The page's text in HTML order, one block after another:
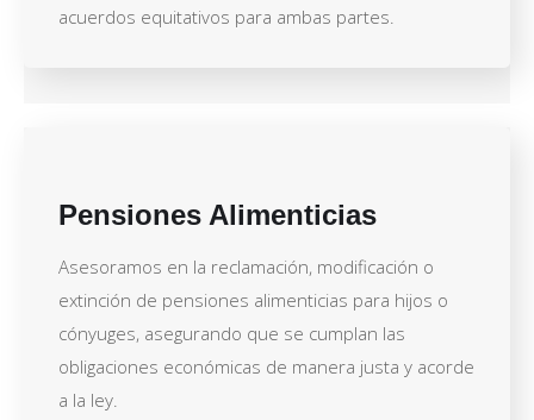
acuerdos equitativos para ambas partes.
Pensiones Alimenticias
Asesoramos en la reclamación, modificación o
extinción de pensiones alimenticias para hijos o
cónyuges, asegurando que se cumplan las
obligaciones económicas de manera justa y acorde
a la ley.